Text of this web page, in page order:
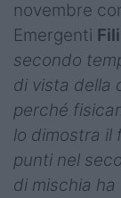
novembre
Emergenti
secondo
di vista della
perché
lo dimostra il
punti nel
di mischia